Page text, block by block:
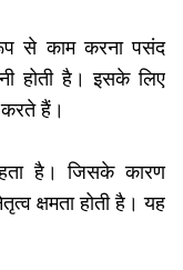
से काम करना पसंद
होती है। इसके लिए
हैं।
है। जिसके कारण
क्षमता होती है। यह